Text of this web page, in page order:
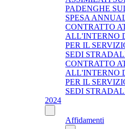
PADENGHE
SPESA
CONTRATTO
ALL'INTERNO
PER IL
SEDI
CONTRATTO
ALL'INTERNO
PER IL
SEDI
2024
Affidamenti